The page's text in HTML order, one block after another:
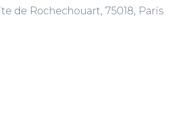
de Rochechouart, 75018, Paris